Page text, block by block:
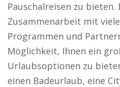
Pauschalreisen zu bieten.
Zusammenarbeit mit
Programmen und
Möglichkeit, Ihnen ein
Urlaubsoptionen zu
einen Badeurlaub, eine